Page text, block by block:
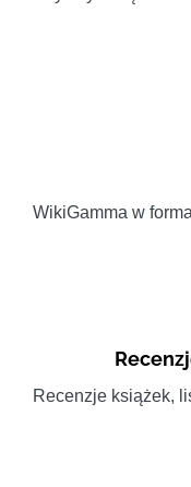
WikiGamma w
Recenzje książek,